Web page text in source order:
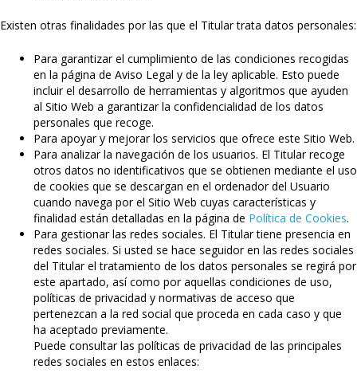
Existen otras finalidades por las que el Titular trata datos personales:
Para garantizar el cumplimiento de las condiciones recogidas
en la página de Aviso Legal y de la ley aplicable. Esto puede
incluir el desarrollo de herramientas y algoritmos que ayuden
al Sitio Web a garantizar la confidencialidad de los datos
personales que recoge.
Para apoyar y mejorar los servicios que ofrece este Sitio Web.
Para analizar la navegación de los usuarios. El Titular recoge
otros datos no identificativos que se obtienen mediante el uso
de cookies que se descargan en el ordenador del Usuario
cuando navega por el Sitio Web cuyas características y
finalidad están detalladas en la página de Política de Cookies.
Para gestionar las redes sociales. El Titular tiene presencia en
redes sociales. Si usted se hace seguidor en las redes sociales
del Titular el tratamiento de los datos personales se regirá por
este apartado, así como por aquellas condiciones de uso,
políticas de privacidad y normativas de acceso que
pertenezcan a la red social que proceda en cada caso y que
ha aceptado previamente.
Puede consultar las políticas de privacidad de las principales
redes sociales en estos enlaces: